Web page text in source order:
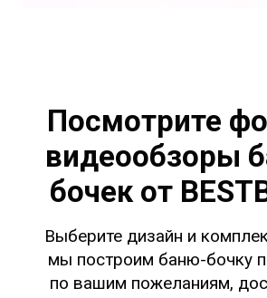
Выберите дизайн и
мы построим баню-бочку
по вашим пожеланиям,
Посмотрите
видеообзоры
бочек от